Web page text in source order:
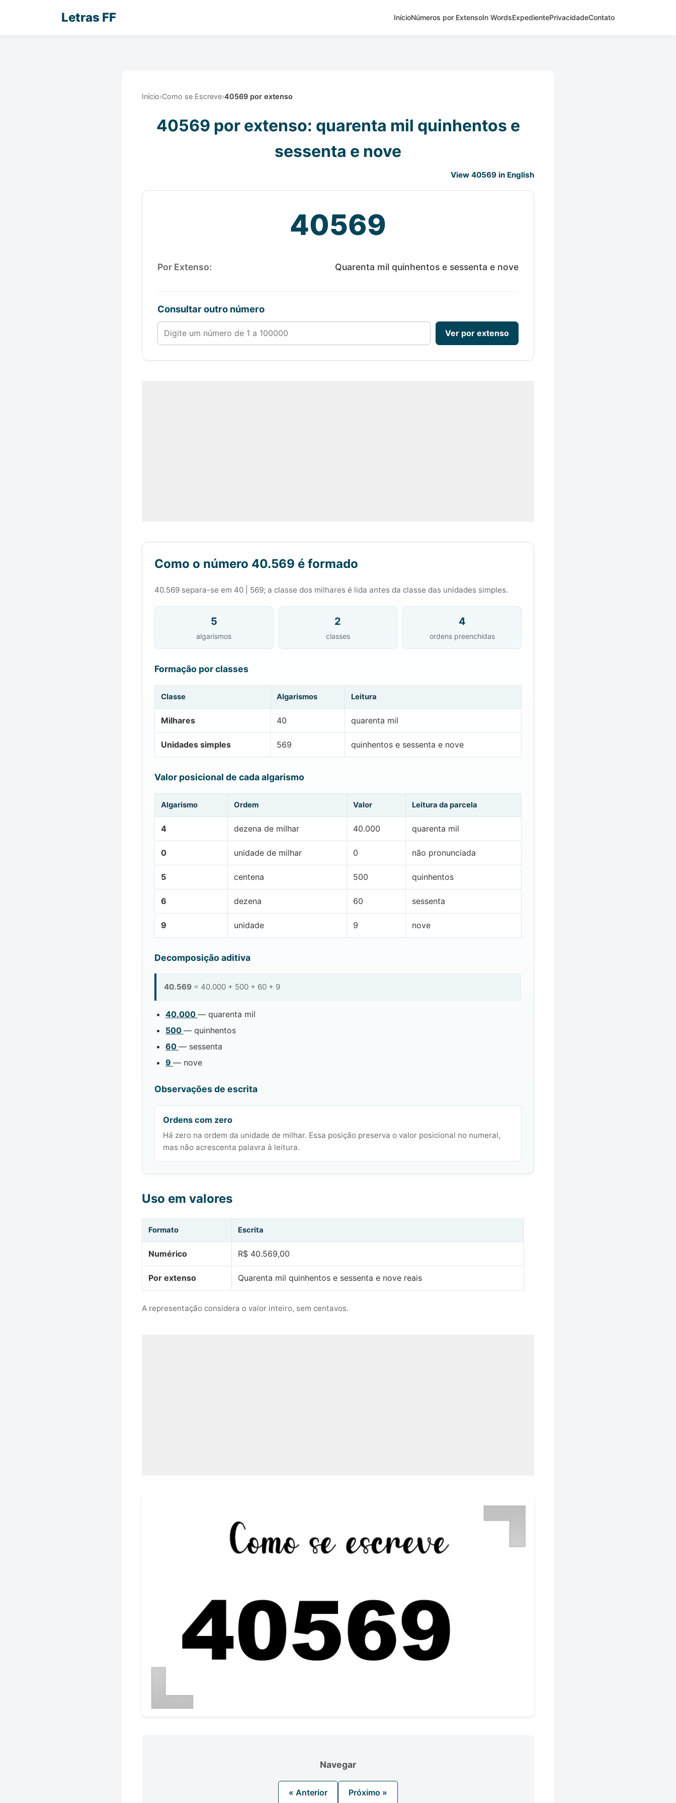
Letras FF InícioNúmeros por ExtensoIn WordsExpedientePrivacidadeContato
Início›Como se Escreve›40569 por extenso
40569 por extenso: quarenta mil quinhentos e
sessenta e nove
View 40569 in English
40569
Por Extenso: Quarenta mil quinhentos e sessenta e nove
Consultar outro número
Número de 1 a 100000
Ver por extenso
Como o número 40.569 é formado
40.569 separa-se em 40 | 569; a classe dos milhares é lida antes da classe das unidades simples.
5
algarismos
2
classes
4
ordens preenchidas
Formação por classes
Classe Algarismos Leitura
Milhares 40 quarenta mil
Unidades simples 569 quinhentos e sessenta e nove
Valor posicional de cada algarismo
Algarismo Ordem Valor Leitura da parcela
4 dezena de milhar 40.000 quarenta mil
0 unidade de milhar 0 não pronunciada
5 centena 500 quinhentos
6 dezena 60 sessenta
9 unidade 9 nove
Decomposição aditiva
40.569 = 40.000 + 500 + 60 + 9
40.000 — quarenta mil
500 — quinhentos
60 — sessenta
9 — nove
Observações de escrita
Ordens com zero
Há zero na ordem da unidade de milhar. Essa posição preserva o valor posicional no numeral,
mas não acrescenta palavra à leitura.
Uso em valores
Formato Escrita
Numérico R$ 40.569,00
Por extenso Quarenta mil quinhentos e sessenta e nove reais
A representação considera o valor inteiro, sem centavos.
Navegar
« Anterior Próximo »